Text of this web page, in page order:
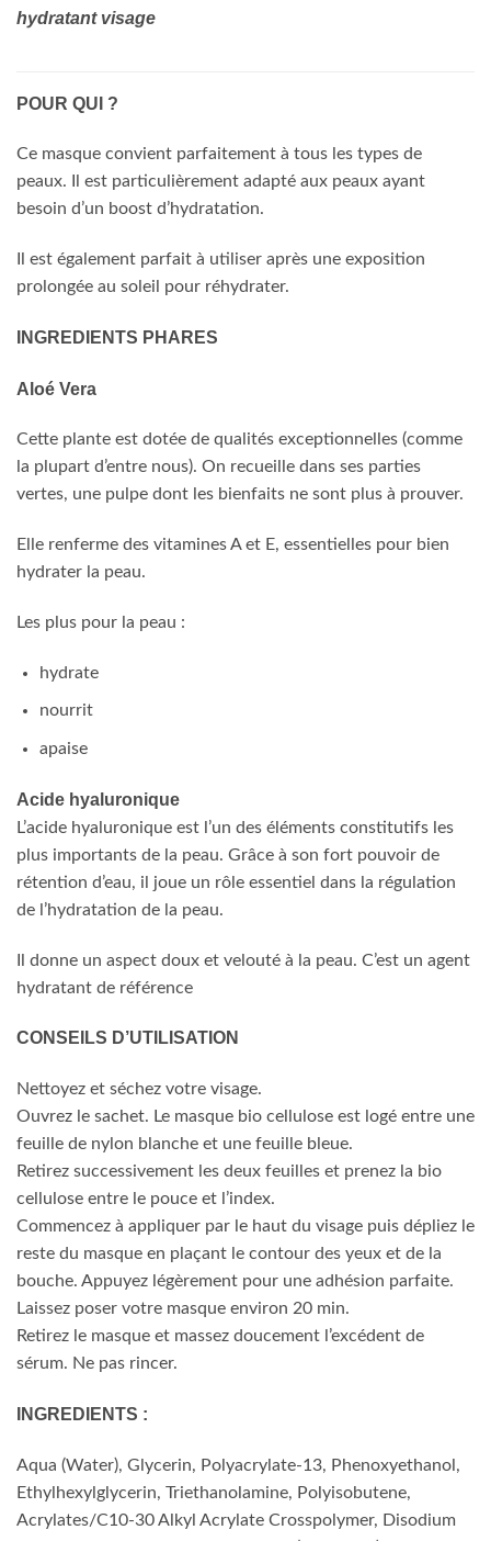
hydratant visage
POUR QUI ?
Ce masque convient parfaitement à tous les types de
peaux. Il est particulièrement adapté aux peaux ayant
besoin d’un boost d’hydratation.
Il est également parfait à utiliser après une exposition
prolongée au soleil pour réhydrater.
INGREDIENTS PHARES
Aloé Vera
Cette plante est dotée de qualités exceptionnelles (comme
la plupart d’entre nous). On recueille dans ses parties
vertes, une pulpe dont les bienfaits ne sont plus à prouver.
Elle renferme des vitamines A et E, essentielles pour bien
hydrater la peau.
Les plus pour la peau :
hydrate
nourrit
apaise
Acide hyaluronique
L’acide hyaluronique est l’un des éléments constitutifs les
plus importants de la peau. Grâce à son fort pouvoir de
rétention d’eau, il joue un rôle essentiel dans la régulation
de l’hydratation de la peau.
Il donne un aspect doux et velouté à la peau. C’est un agent
hydratant de référence
CONSEILS D’UTILISATION
Nettoyez et séchez votre visage.
Ouvrez le sachet. Le masque bio cellulose est logé entre une
feuille de nylon blanche et une feuille bleue.
Retirez successivement les deux feuilles et prenez la bio
cellulose entre le pouce et l’index.
Commencez à appliquer par le haut du visage puis dépliez le
reste du masque en plaçant le contour des yeux et de la
bouche. Appuyez légèrement pour une adhésion parfaite.
Laissez poser votre masque environ 20 min.
Retirez le masque et massez doucement l’excédent de
sérum. Ne pas rincer.
INGREDIENTS :
Aqua (Water), Glycerin, Polyacrylate-13, Phenoxyethanol,
Ethylhexylglycerin, Triethanolamine, Polyisobutene,
Acrylates/C10-30 Alkyl Acrylate Crosspolymer, Disodium